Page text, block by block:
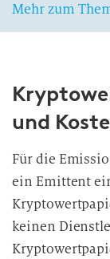
Mehr zum
und
Für die
ein Emittent
keinen